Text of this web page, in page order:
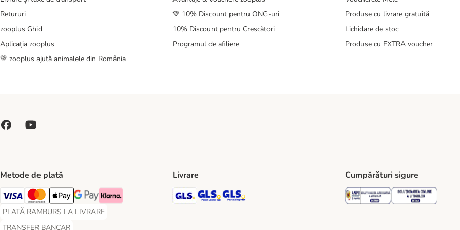
Retururi
zooplus Ghid
Aplicația zooplus
💚 zooplus ajută animalele din România
💚 10% Discount pentru ONG-uri
10% Discount pentru Crescători
Programul de afiliere
Produse cu livrare gratuită
Lichidare de stoc
Produse cu EXTRA voucher
Metode de plată
Visa Payment Method
Master Card Payment Method
Apple Pay Payment Method
Google Pay Payment Method
Klarna Payment Method
PLATĂ RAMBURS LA LIVRARE
PLATĂ RAMBURS LA LIVRARE Payment Method
TRANSFER BANCAR
Livrare
GLS Shipping Method
GLS Locker Shipping Method
GLS Parcel Shop Shipping Method
Cumpărături sigure
Security